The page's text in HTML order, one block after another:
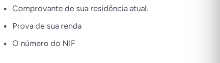
Comprovante de sua residência atual.
Prova de sua renda
O número do NIF